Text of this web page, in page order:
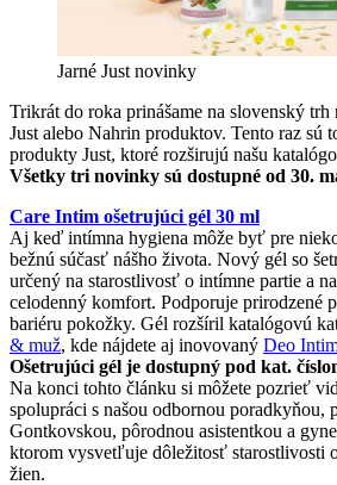
Jarné Just novinky
Trikrát do roka prinášame na slovenský
Just alebo Nahrin produktov. Tento raz sú
produkty Just, ktoré rozširujú našu
Všetky tri novinky sú dostupné od 30.
Care Intim ošetrujúci gél 30 ml
Aj keď intímna hygiena môže byť pre
bežnú súčasť nášho života. Nový gél so
určený na starostlivosť o intímne partie a
celodenný komfort. Podporuje prirodzené
bariéru pokožky. Gél rozšíril katalógovú
& muž, kde nájdete aj inovovaný Deo
Ošetrujúci gél je dostupný pod kat.
Na konci tohto článku si môžete pozrieť
spolupráci s našou odbornou poradkyňou,
Gontkovskou, pôrodnou asistentkou a
ktorom vysvetľuje dôležitosť starostlivosti
žien.